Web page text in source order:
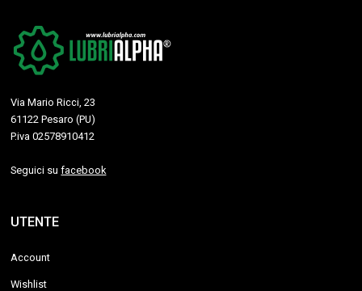
Via Mario Ricci, 23
61122 Pesaro (PU)
P.iva 02578910412
Seguici sufacebook
UTENTE
Account
Wishlist